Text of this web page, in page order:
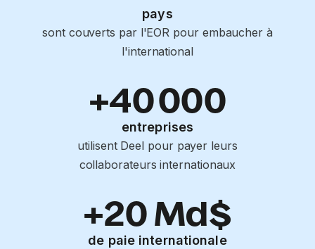
pays
sont couverts par l'EOR pour embaucher à
l'international
+40 000
entreprises
utilisent Deel pour payer leurs
collaborateurs internationaux
+20 Md$
de paie internationale